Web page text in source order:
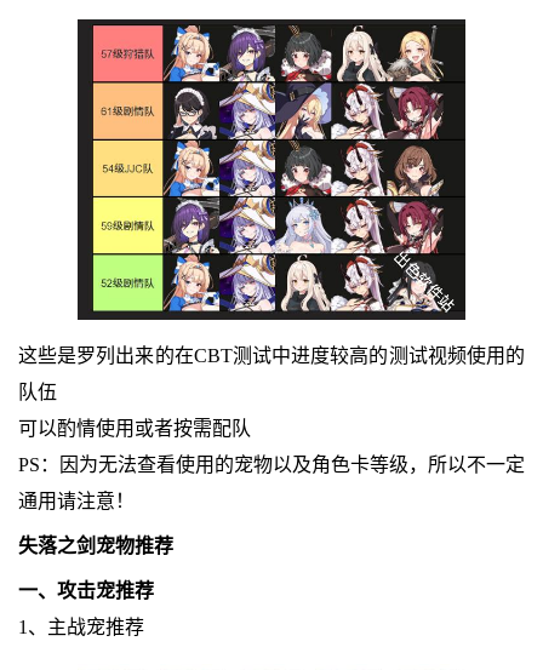
这些是罗列出来的在CBT测试中进度较高的测试视频使用的
队伍
可以酌情使用或者按需配队
PS：因为无法查看使用的宠物以及角色卡等级，所以不一定
通用请注意！
失落之剑宠物推荐
一、攻击宠推荐
1、主战宠推荐